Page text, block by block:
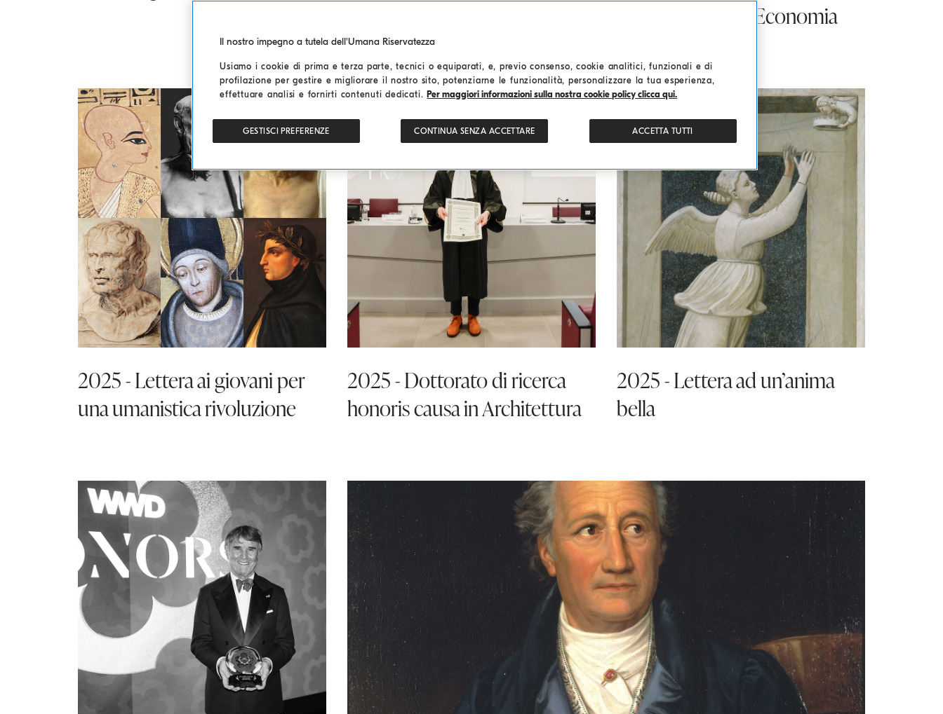
dell’Anima e dell’Economia
2025 - Lettera ai giovani per
una umanistica rivoluzione
2025 - Dottorato di ricerca
honoris causa in Architettura
2025 - Lettera ad un’anima
bella
Il nostro impegno a tutela dell'Umana Riservatezza
Usiamo i cookie di prima e terza parte, tecnici o equiparati, e, previo consenso, cookie analitici, funzionali e di
profilazione per gestire e migliorare il nostro sito, potenziarne le funzionalità, personalizzare la tua esperienza,
effettuare analisi e fornirti contenuti dedicati. Per maggiori informazioni sulla nostra cookie policy clicca qui.
CONTINUA SENZA ACCETTARE ACCETTA TUTTI
GESTISCI PREFERENZE